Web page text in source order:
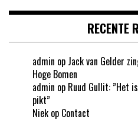
RECENTE
admin op Jack van Gelder
Hoge Bomen
admin op Ruud Gullit: ”Het
pikt”
Niek op Contact